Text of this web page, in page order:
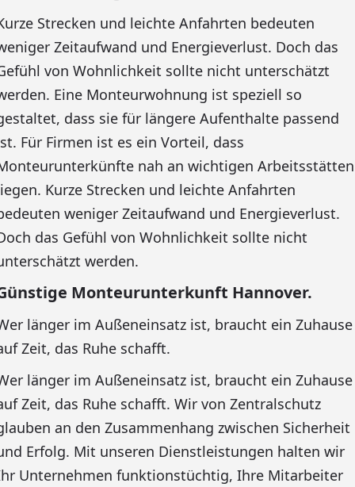
Strecken und leichte Anfahrten bedeuten
Zeitaufwand und Energieverlust. Doch das
von Wohnlichkeit sollte nicht unterschätzt
Eine Monteurwohnung ist speziell so
dass sie für längere Aufenthalte passend
Für Firmen ist es ein Vorteil, dass
nah an wichtigen Arbeitsstätten
Kurze Strecken und leichte Anfahrten
weniger Zeitaufwand und Energieverlust.
das Gefühl von Wohnlichkeit sollte nicht
werden.
Monteurunterkunft Hannover.
länger im Außeneinsatz ist, braucht ein Zuhause
Zeit, das Ruhe schafft.
länger im Außeneinsatz ist, braucht ein Zuhause
Zeit, das Ruhe schafft. Wir von Zentralschutz
an den Zusammenhang zwischen Sicherheit
Erfolg. Mit unseren Dienstleistungen halten wir
Unternehmen funktionstüchtig, Ihre Mitarbeiter